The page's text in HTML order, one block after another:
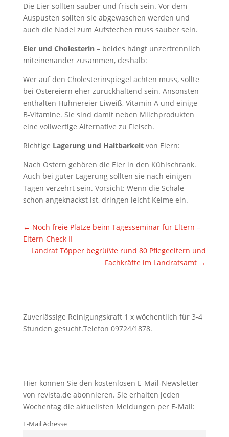
Die Eier sollten sauber und frisch sein. Vor dem
Auspusten sollten sie abgewaschen werden und
auch die Nadel zum Aufstechen muss sauber sein.
Eier und Cholesterin– beides hängt unzertrennlich
miteinenander zusammen, deshalb:
Wer auf den Cholesterinspiegel achten muss, sollte
bei Ostereiern eher zurückhaltend sein. Ansonsten
enthalten Hühnereier Eiweiß, Vitamin A und einige
B-Vitamine. Sie sind damit neben Milchprodukten
eine vollwertige Alternative zu Fleisch.
Richtige Lagerung und Haltbarkeitvon Eiern:
Nach Ostern gehören die Eier in den Kühlschrank.
Auch bei guter Lagerung sollten sie nach einigen
Tagen verzehrt sein. Vorsicht: Wenn die Schale
schon angeknackst ist, dringen leicht Keime ein.
← Noch freie Plätze beim Tagesseminar für Eltern –
Eltern-Check II
Landrat Töpper begrüßte rund 80 Pflegeeltern und
Fachkräfte im Landratsamt →
Zuverlässige Reinigungskraft 1 x wöchentlich für 3-4
Stunden gesucht.Telefon 09724/1878.
Hier können Sie den kostenlosen E-Mail-Newsletter
von revista.de abonnieren. Sie erhalten jeden
Wochentag die aktuellsten Meldungen per E-Mail:
E-Mail Adresse